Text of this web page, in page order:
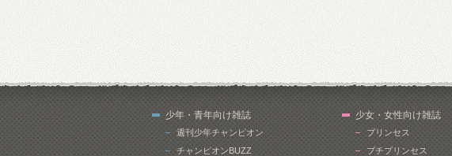
少年・青年向け雑誌
週刊少年チャンピオン
チャンピオンBUZZ
少女・女性向け雑誌
プリンセス
プチプリンセス